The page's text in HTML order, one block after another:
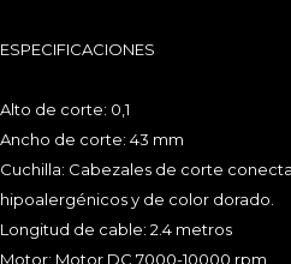
ESPECIFICACIONES
Alto de corte: 0,1
Ancho de corte: 43 mm
Cuchilla: Cabezales de corte
hipoalergénicos y de color dorado.
Longitud de cable: 2.4 metros
Motor: Motor DC 7000-10000 rpm
AVISO LEGAL
C.F.Pinedo. © Todos los